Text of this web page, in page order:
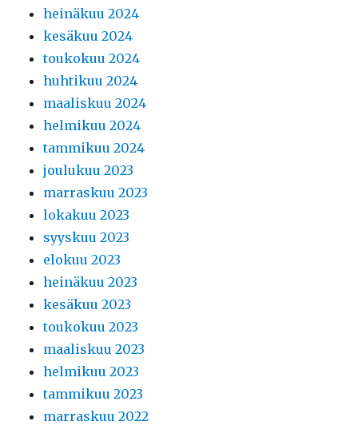
heinäkuu 2024
kesäkuu 2024
toukokuu 2024
huhtikuu 2024
maaliskuu 2024
helmikuu 2024
tammikuu 2024
joulukuu 2023
marraskuu 2023
lokakuu 2023
syyskuu 2023
elokuu 2023
heinäkuu 2023
kesäkuu 2023
toukokuu 2023
maaliskuu 2023
helmikuu 2023
tammikuu 2023
marraskuu 2022